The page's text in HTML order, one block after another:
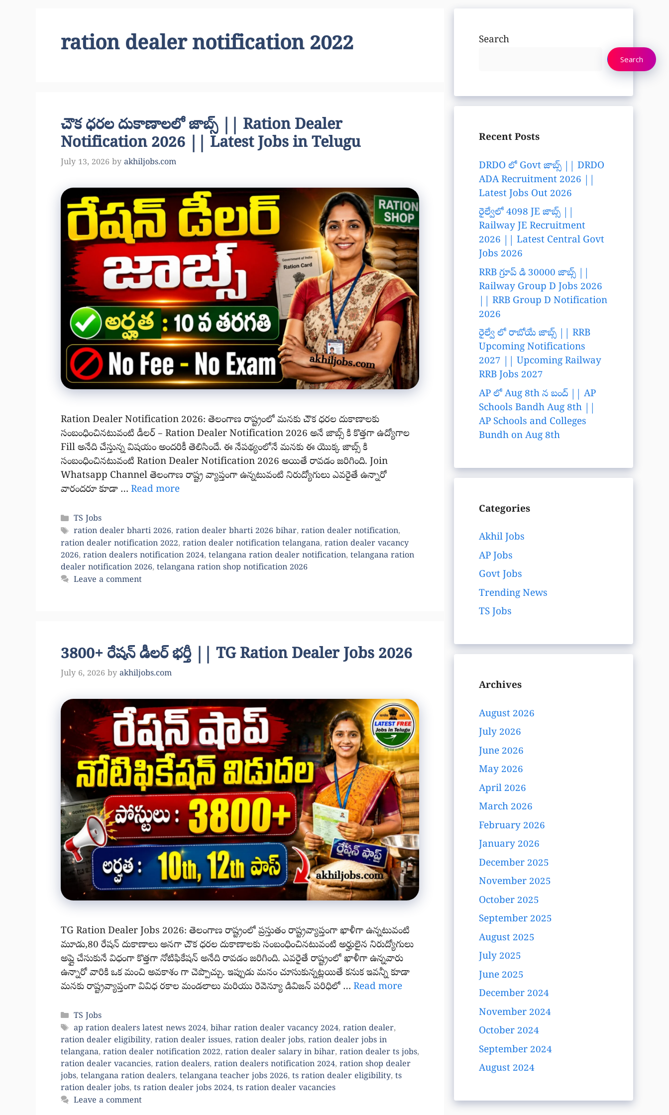
ration dealer notification 2022
చౌక ధరల దుకాణాలలో జాబ్స్ || Ration Dealer
Notification 2026 || Latest Jobs in Telugu
July 13, 2026 by akhiljobs.com
Ration Dealer Notification 2026: తెలంగాణ రాష్ట్రంలో మనకు చౌక ధరల దుకాణాలకు
సంబంధించినటువంటి డీలర్ – Ration Dealer Notification 2026 అనే జాబ్స్ కి కొత్తగా ఉద్యోగాల
Fill అనేది చేస్తున్న విషయం అందరికీ తెలిసిందే. ఈ నేపథ్యంలోనే మనకు ఈ యొక్క జాబ్స్ కి
సంబంధించినటువంటి Ration Dealer Notification 2026 అయితే రావడం జరిగింది. Join
Whatsapp Channel తెలంగాణ రాష్ట్ర వ్యాప్తంగా ఉన్నటువంటి నిరుద్యోగులు ఎవరైతే ఉన్నారో
వారందరూ కూడా … Read more
Categories
TS Jobs
Tags
ration dealer bharti 2026, ration dealer bharti 2026 bihar, ration dealer notification,
ration dealer notification 2022, ration dealer notification telangana, ration dealer vacancy
2026, ration dealers notification 2024, telangana ration dealer notification, telangana ration
dealer notification 2026, telangana ration shop notification 2026
Leave a comment
3800+ రేషన్ డీలర్ భర్తీ || TG Ration Dealer Jobs 2026
July 6, 2026 by akhiljobs.com
TG Ration Dealer Jobs 2026: తెలంగాణ రాష్ట్రంలో ప్రస్తుతం రాష్ట్రవ్యాప్తంగా ఖాళీగా ఉన్నటువంటి
మూడు,80 రేషన్ దుకాణాలు అనగా చౌక ధరల దుకాణాలకు సంబంధించినటువంటి అర్హులైన నిరుద్యోగులు
అప్లై చేసుకునే విధంగా కొత్తగా నోటిఫికేషన్ అనేది రావడం జరిగింది. ఎవరైతే రాష్ట్రంలో ఖాళీగా ఉన్నవారు
ఉన్నారో వారికి ఒక మంచి అవకాశం గా చెప్పొచ్చు. ఇప్పుడు మనం చూసుకున్నట్లయితే కనుక ఇవన్నీ కూడా
మనకు రాష్ట్రవ్యాప్తంగా వివిధ రకాల మండలాలు మరియు రెవెన్యూ డివిజన్ పరిధిలో … Read more
Categories
TS Jobs
Tags
ap ration dealers latest news 2024, bihar ration dealer vacancy 2024, ration dealer,
ration dealer eligibility, ration dealer issues, ration dealer jobs, ration dealer jobs in
telangana, ration dealer notification 2022, ration dealer salary in bihar, ration dealer ts jobs,
ration dealer vacancies, ration dealers, ration dealers notification 2024, ration shop dealer
jobs, telangana ration dealers, telangana teacher jobs 2026, ts ration dealer eligibility, ts
ration dealer jobs, ts ration dealer jobs 2024, ts ration dealer vacancies
Leave a comment
Search
Search
Recent Posts
DRDO లో Govt జాబ్స్ || DRDO
ADA Recruitment 2026 ||
Latest Jobs Out 2026
రైల్వేలో 4098 JE జాబ్స్ ||
Railway JE Recruitment
2026 || Latest Central Govt
Jobs 2026
RRB గ్రూప్ డి 30000 జాబ్స్ ||
Railway Group D Jobs 2026
|| RRB Group D Notification
2026
రైల్వే లో రాబోయే జాబ్స్ || RRB
Upcoming Notifications
2027 || Upcoming Railway
RRB Jobs 2027
AP లో Aug 8th న బంద్ || AP
Schools Bandh Aug 8th ||
AP Schools and Colleges
Bundh on Aug 8th
Categories
Akhil Jobs
AP Jobs
Govt Jobs
Trending News
TS Jobs
Archives
August 2026
July 2026
June 2026
May 2026
April 2026
March 2026
February 2026
January 2026
December 2025
November 2025
October 2025
September 2025
August 2025
July 2025
June 2025
December 2024
November 2024
October 2024
September 2024
August 2024